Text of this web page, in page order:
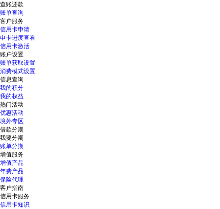
查账还款
账单查询
客户服务
信用卡申请
申卡进度查看
信用卡激活
账户设置
账单获取设置
消费模式设置
信息查询
我的积分
我的权益
热门活动
优惠活动
境外专区
借款分期
我要分期
账单分期
增值服务
增值产品
年费产品
保险代理
客户指南
信用卡服务
信用卡知识